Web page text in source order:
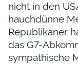
nicht in den
hauchdünne
Republikaner
das G7-
sympathische